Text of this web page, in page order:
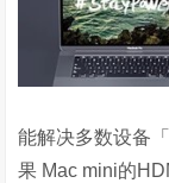
能解决多数设备「
果 Mac mini的